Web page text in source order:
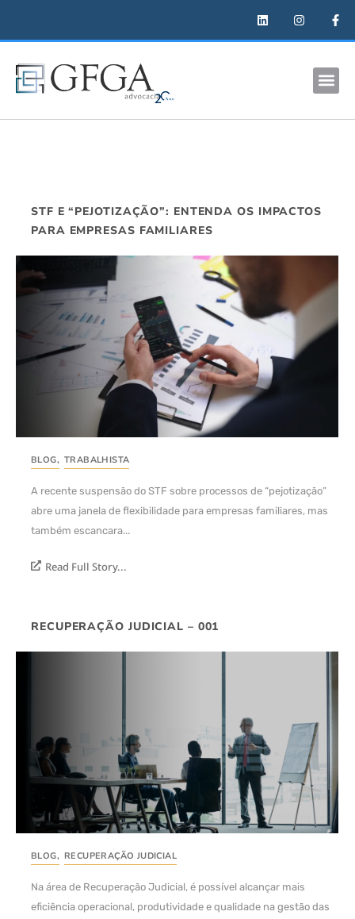
STF E “PEJOTIZAÇÃO”: ENTENDA OS IMPACTOS
PARA EMPRESAS FAMILIARES
BLOG, TRABALHISTA
A recente suspensão do STF sobre processos de “pejotização”
abre uma janela de flexibilidade para empresas familiares, mas
também escancara...
Read Full Story...
RECUPERAÇÃO JUDICIAL – 001
BLOG, RECUPERAÇÃO JUDICIAL
Na área de Recuperação Judicial, é possível alcançar mais
eficiência operacional, produtividade e qualidade na gestão das